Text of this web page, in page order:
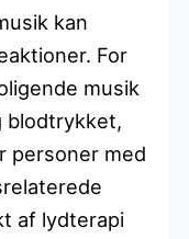
kan
For
musik
personer med
af lydterapi